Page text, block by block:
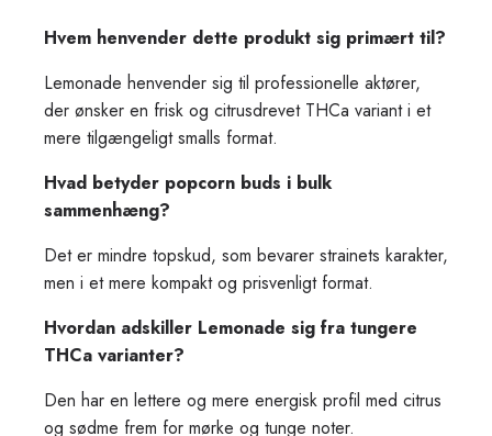
Hvem henvender dette produkt sig primært til?
Lemonade henvender sig til professionelle aktører,
der ønsker en frisk og citrusdrevet THCa variant i et
mere tilgængeligt smalls format.
Hvad betyder popcorn buds i bulk
sammenhæng?
Det er mindre topskud, som bevarer strainets karakter,
men i et mere kompakt og prisvenligt format.
Hvordan adskiller Lemonade sig fra tungere
THCa varianter?
Den har en lettere og mere energisk profil med citrus
og sødme frem for mørke og tunge noter.